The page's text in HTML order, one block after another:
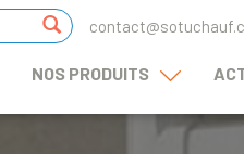
NOS PRODUITS